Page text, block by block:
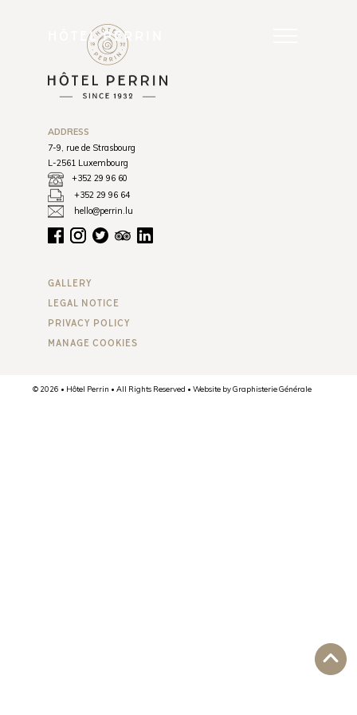
HÔTEL PERRIN
ADDRESS
7-9, rue de Strasbourg
L-2561 Luxembourg
+352 29 96 60
+352 29 96 64
hello@perrin.lu
GALLERY
LEGAL NOTICE
PRIVACY POLICY
MANAGE COOKIES
© 2026 • Hôtel Perrin • All Rights Reserved • Website byGraphisterie Générale